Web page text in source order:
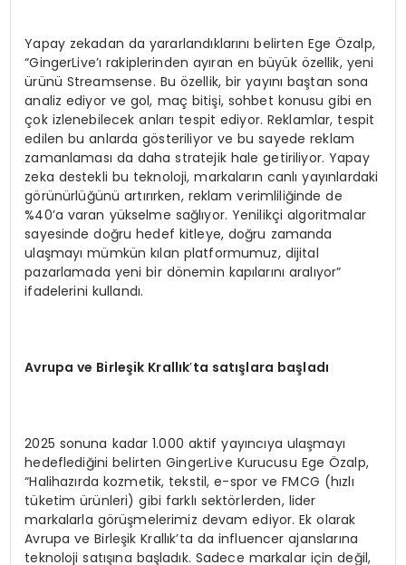
Yapay zekadan da yararlandıklarını belirten Ege Özalp,
“GingerLive’ı rakiplerinden ayıran en büyük özellik, yeni
ürünü Streamsense. Bu özellik, bir yayını baştan sona
analiz ediyor ve gol, maç bitişi, sohbet konusu gibi en
çok izlenebilecek anları tespit ediyor. Reklamlar, tespit
edilen bu anlarda gösteriliyor ve bu sayede reklam
zamanlaması da daha stratejik hale getiriliyor. Yapay
zeka destekli bu teknoloji, markaların canlı yayınlardaki
görünürlüğünü artırırken, reklam verimliliğinde de
%40’a varan yükselme sağlıyor. Yenilikçi algoritmalar
sayesinde doğru hedef kitleye, doğru zamanda
ulaşmayı mümkün kılan platformumuz, dijital
pazarlamada yeni bir dönemin kapılarını aralıyor”
ifadelerini kullandı.
Avrupa ve Birleşik Krallık’ta satışlara başladı
2025 sonuna kadar 1.000 aktif yayıncıya ulaşmayı
hedeflediğini belirten GingerLive Kurucusu Ege Özalp,
“Halihazırda kozmetik, tekstil, e-spor ve FMCG (hızlı
tüketim ürünleri) gibi farklı sektörlerden, lider
markalarla görüşmelerimiz devam ediyor. Ek olarak
Avrupa ve Birleşik Krallık’ta da influencer ajanslarına
teknoloji satışına başladık. Sadece markalar için değil,